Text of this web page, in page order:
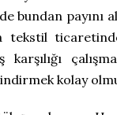
bundan payını
tekstil
kolay